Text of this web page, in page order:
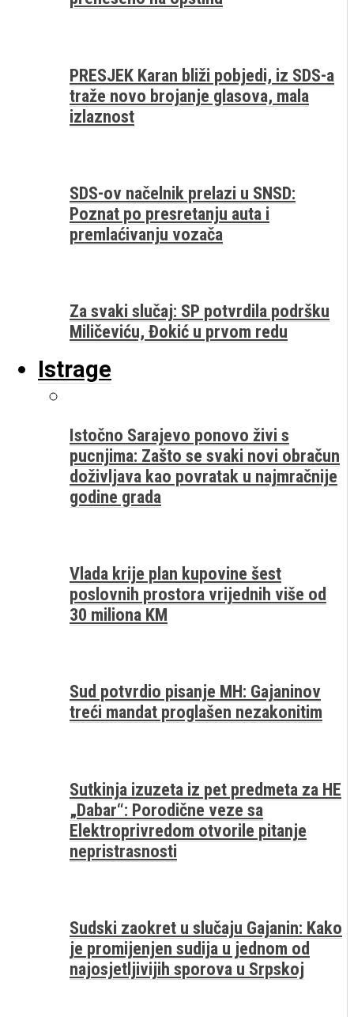
PRESJEK Karan bliži pobjedi, iz SDS-a
traže novo brojanje glasova, mala
izlaznost
SDS-ov načelnik prelazi u SNSD:
Poznat po presretanju auta i
premlaćivanju vozača
Za svaki slučaj: SP potvrdila podršku
Miličeviću, Đokić u prvom redu
Istrage
Istočno Sarajevo ponovo živi s
pucnjima: Zašto se svaki novi obračun
doživljava kao povratak u najmračnije
godine grada
Vlada krije plan kupovine šest
poslovnih prostora vrijednih više od
30 miliona KM
Sud potvrdio pisanje MH: Gajaninov
treći mandat proglašen nezakonitim
Sutkinja izuzeta iz pet predmeta za HE
„Dabar“: Porodične veze sa
Elektroprivredom otvorile pitanje
nepristrasnosti
Sudski zaokret u slučaju Gajanin: Kako
je promijenjen sudija u jednom od
najosjetljivijih sporova u Srpskoj